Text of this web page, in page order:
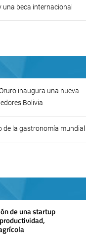
beca internacional
inaugura una nueva
Bolivia
la gastronomía mundial
de una startup